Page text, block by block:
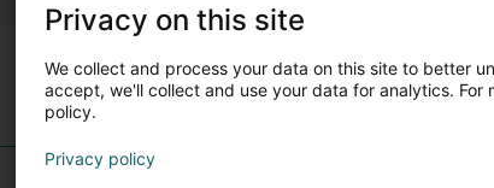
Privacy on this site
We collect and process your data on this site to better
accept, we'll collect and use your data for analytics. For
policy.
Privacy policy